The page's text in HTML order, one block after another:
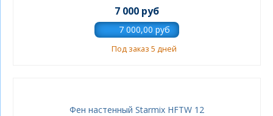
7 000 руб
Под заказ 5 дней
Фен настенный Starmix HFTW 12